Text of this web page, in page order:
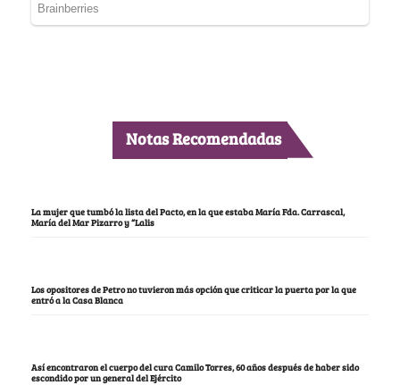
Notas Recomendadas
La mujer que tumbó la lista del Pacto, en la que estaba María Fda. Carrascal,
María del Mar Pizarro y “Lalis
Los opositores de Petro no tuvieron más opción que criticar la puerta por la que
entró a la Casa Blanca
Así encontraron el cuerpo del cura Camilo Torres, 60 años después de haber sido
escondido por un general del Ejército